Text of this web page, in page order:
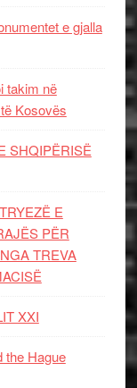
e gjalla
takim në
Kosovës
SHQIPËRISË
E
PËR
TREVA
XXI
the Hague